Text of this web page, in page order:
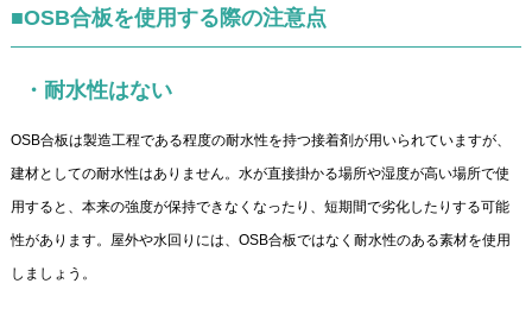
■OSB合板を使用する際の注意点
・耐水性はない
OSB合板は製造工程である程度の耐水性を持つ接着剤が用いられていますが、
建材としての耐水性はありません。水が直接掛かる場所や湿度が高い場所で使
用すると、本来の強度が保持できなくなったり、短期間で劣化したりする可能
性があります。屋外や水回りには、OSB合板ではなく耐水性のある素材を使用
しましょう。